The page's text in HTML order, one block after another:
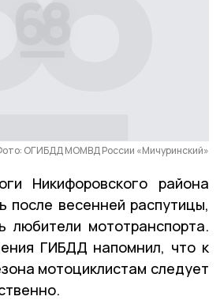
ОГИБДД МОМВД России «Мичуринский»
Никифоровского района
после весенней распутицы,
любители мототранспорта.
ГИБДД напомнил, что к
мотоциклистам следует